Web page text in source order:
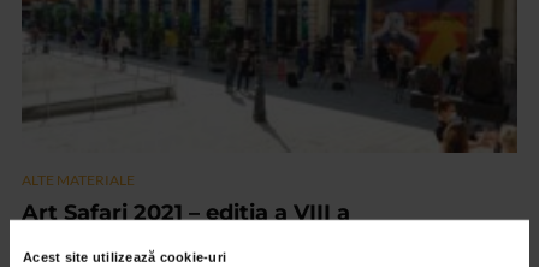
Acest site utilizează cookie-uri
ALTE MATERIALE
Art Safari 2021 – editia a VIII a